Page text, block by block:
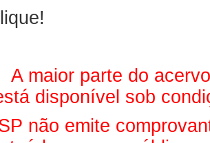
A maior parte do
disponível sob
não emite